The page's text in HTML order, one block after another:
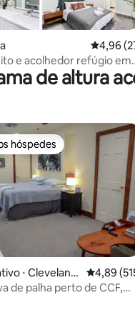
de 5, 115 avaliações
4,96 de
4,96
e acolhedor refúgio em
de altura
de 5, 6 avaliações
hóspedes
hóspedes
⋅ Cleveland
4,89 de
4,89
de palha perto de CCF,